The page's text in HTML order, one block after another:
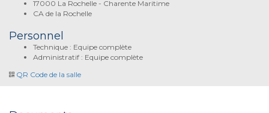
17000 La Rochelle - Charente Maritime
CA de la Rochelle
Personnel
Technique : Equipe complète
Administratif : Equipe complète
QR Code de la salle